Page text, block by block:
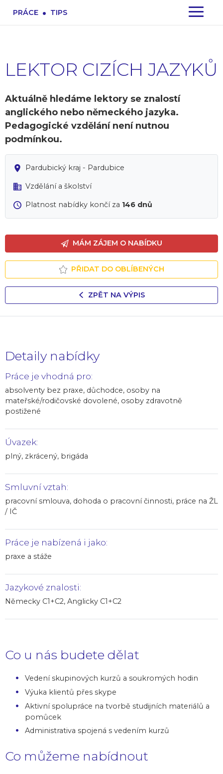
PRÁCE . TIPS
LEKTOR CIZÍCH JAZYKŮ
Aktuálně hledáme lektory se znalostí
anglického nebo německého jazyka.
Pedagogické vzdělání není nutnou
podmínkou.
Pardubický kraj - Pardubice
Vzdělání a školství
Platnost nabídky končí za 146 dnů
MÁM ZÁJEM O NABÍDKU
PŘIDAT DO OBLÍBENÝCH
ZPĚT NA VÝPIS
Detaily nabídky
Práce je vhodná pro:
absolventy bez praxe, důchodce, osoby na
mateřské/rodičovské dovolené, osoby zdravotně
postižené
Úvazek:
plný, zkrácený, brigáda
Smluvní vztah:
pracovní smlouva, dohoda o pracovní činnosti, práce na ŽL
/ IČ
Práce je nabízená i jako:
praxe a stáže
Jazykové znalosti:
Německy C1+C2, Anglicky C1+C2
Co u nás budete dělat
Vedení skupinových kurzů a soukromých hodin
Výuka klientů přes skype
Aktivní spolupráce na tvorbě studijních materiálů a
pomůcek
Administrativa spojená s vedením kurzů
Co můžeme nabídnout